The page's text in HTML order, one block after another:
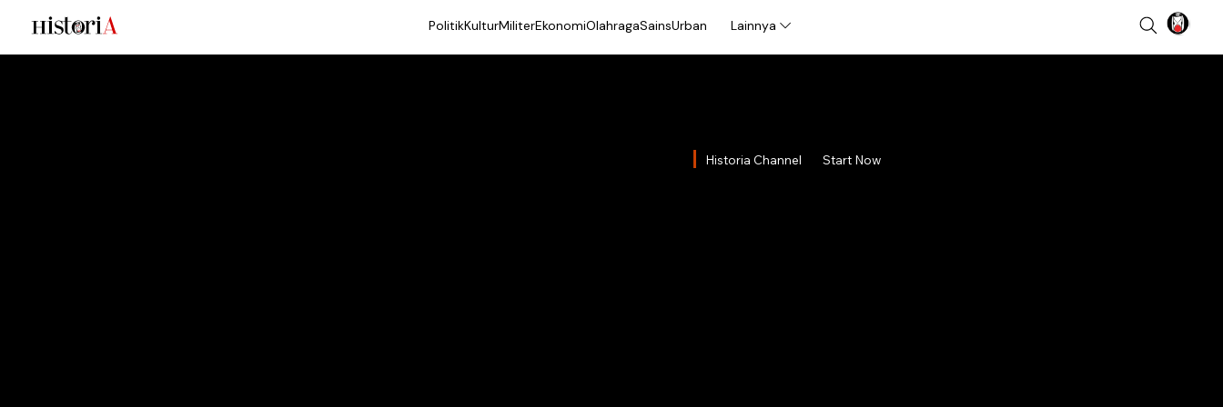
PolitikKulturMiliterEkonomiOlahragaSainsUrban Lainnya
Historia Channel Start Now